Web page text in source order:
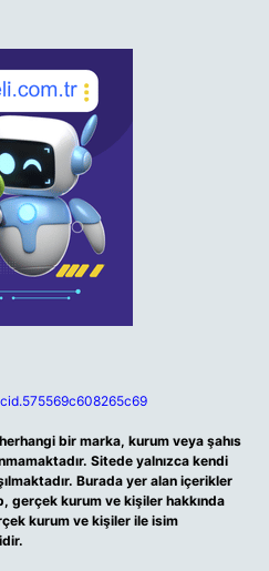
bir marka, kurum veya şahıs
Sitede yalnızca kendi
Burada yer alan içerikler
gerçek kurum ve kişiler hakkında
kurum ve kişiler ile isim